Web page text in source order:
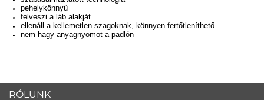
pehelykönnyű
felveszi a láb alakját
ellenáll a kellemetlen szagoknak, könnyen fertőtleníthető
nem hagy anyagnyomot a padlón
RÓLUNK